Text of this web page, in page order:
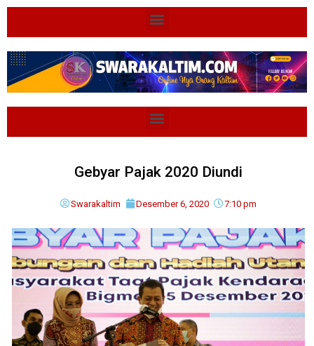
Gebyar Pajak 2020 Diundi
Swarakaltim Desember 6, 2020 7:10 pm